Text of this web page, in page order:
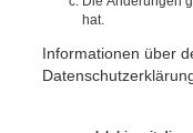
hat.
Informationen über